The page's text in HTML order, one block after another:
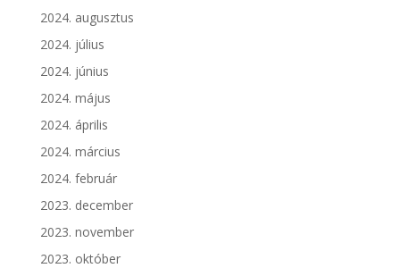
2024. augusztus
2024. július
2024. június
2024. május
2024. április
2024. március
2024. február
2023. december
2023. november
2023. október